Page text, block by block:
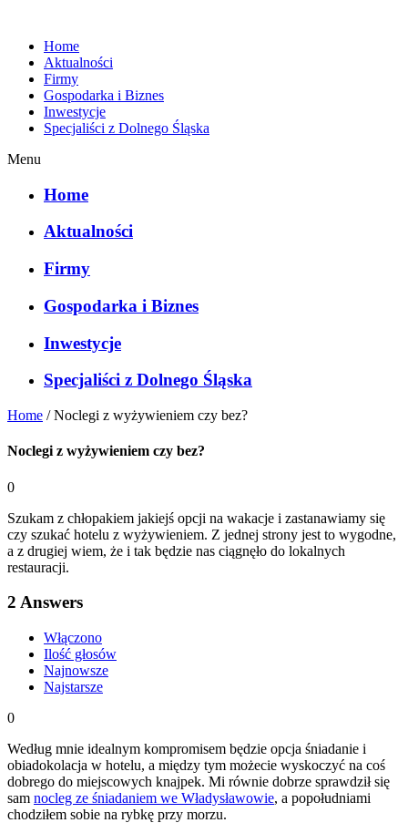
Home
Aktualności
Firmy
Gospodarka i Biznes
Inwestycje
Specjaliści z Dolnego Śląska
Menu
Home
Aktualności
Firmy
Gospodarka i Biznes
Inwestycje
Specjaliści z Dolnego Śląska
Home /Noclegi z wyżywieniem czy bez?
Noclegi z wyżywieniem czy bez?
0
Szukam z chłopakiem jakiejś opcji na wakacje i zastanawiamy się
czy szukać hotelu z wyżywieniem. Z jednej strony jest to wygodne,
a z drugiej wiem, że i tak będzie nas ciągnęło do lokalnych
restauracji.
2 Answers
Włączono
Ilość głosów
Najnowsze
Najstarsze
0
Według mnie idealnym kompromisem będzie opcja śniadanie i
obiadokolacja w hotelu, a między tym możecie wyskoczyć na coś
dobrego do miejscowych knajpek. Mi równie dobrze sprawdził się
sam nocleg ze śniadaniem we Władysławowie, a popołudniami
chodziłem sobie na rybkę przy morzu.